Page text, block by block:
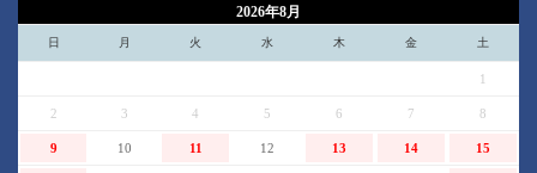
2026年8月
日 月 火 水 木 金 土
1
2 3 4 5 6 7 8
9 10 11 12 13 14 15